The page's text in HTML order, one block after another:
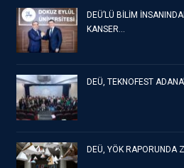
DEÜ’LÜ BİLİM
KANSER…
DEÜ, TEKNOFEST
DEÜ, YÖK RAPORUNDA